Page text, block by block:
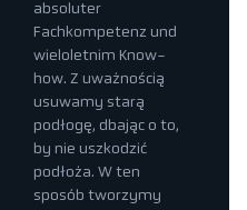
absoluter
Fachkompetenz und
wieloletnim Know-
how. Z uważnością
usuwamy starą
podłogę, dbając o to,
by nie uszkodzić
podłoża. W ten
sposób tworzymy